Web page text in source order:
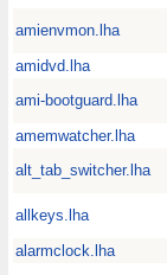
amienvmon.lha
amidvd.lha
ami-bootguard.lha
amemwatcher.lha
alt_tab_switcher.lha
allkeys.lha
alarmclock.lha